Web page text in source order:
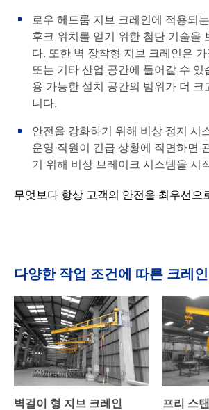
로우 헤드룸 지브 크레인에 적용되
후크 위치를 얻기 위한 첨단 기술을
다. 또한 벽 장착형 지브 크레인은
또는 기타 산업 공간에 들어갈 수 있
용 가능한 설치 공간의 범위가 더 크
니다.
안전을 강화하기 위해 비상 정지 시
운영 직원이 긴급 상황에 직면하면
기 위해 비상 브레이크 시스템을 시
무엇보다 항상 고객의 안전을 최우선으
다양한 작업 조건에 따른 크레
벽걸이 형 지브 크레인
프리 스